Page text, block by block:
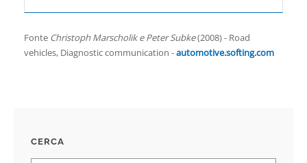
Fonte Christoph Marscholik e Peter Subke(2008) - Road
vehicles, Diagnostic communication -automotive.softing.com
CERCA